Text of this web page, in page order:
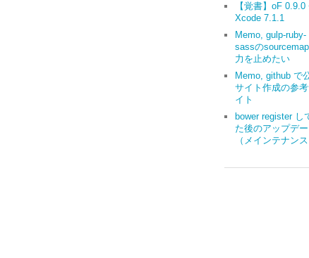
【覚書】oF 0.9.0
Xcode 7.1.1
Memo, gulp-ruby-
sassの
力を止めたい
Memo, github で
サイト作成の参
イト
bower register し
た後のアップデー
（メインテナンス